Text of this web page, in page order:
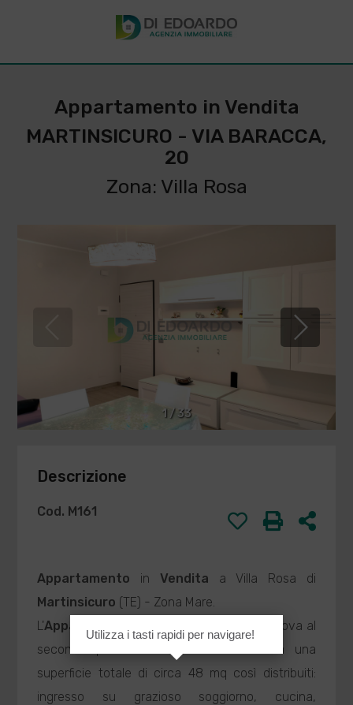
Appartamento in Vendita
MARTINSICURO - VIA BARACCA,
20
Zona: Villa Rosa
1 / 33
Descrizione
Cod. M161
Appartamento in Vendita a Villa Rosa di
Martinsicuro (TE) - Zona Mare.
L'Appartamento
si trova al
secondo piano di un condominio e ha una
superficie totale di circa 48 mq così distribuiti:
ingresso su grazioso soggiorno, cucina,
Utilizza i tasti rapidi per navigare!